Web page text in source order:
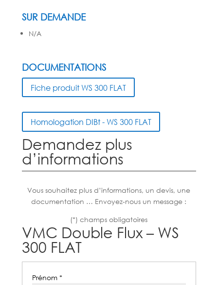
SUR DEMANDE
N/A
DOCUMENTATIONS
Fiche produit WS 300 FLAT
Homologation DIBt - WS 300 FLAT
Demandez plus
d’informations
Vous souhaitez plus d’informations, un devis, une
documentation … Envoyez-nous un message :
(*) champs obligatoires
VMC Double Flux – WS
300 FLAT
Prénom *